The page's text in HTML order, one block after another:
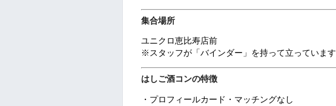
集合場所
ユニクロ恵比寿店前
※スタッフが「バインダー」を持って立っています
はしご酒コンの特徴
・プロフィールカード・マッチングなし